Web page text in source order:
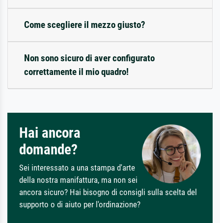
Come scegliere il mezzo giusto?
Non sono sicuro di aver configurato
correttamente il mio quadro!
Hai ancora
domande?
Sei interessato a una stampa d'arte
della nostra manifattura, ma non sei
ancora sicuro? Hai bisogno di consigli sulla scelta del
supporto o di aiuto per l'ordinazione?